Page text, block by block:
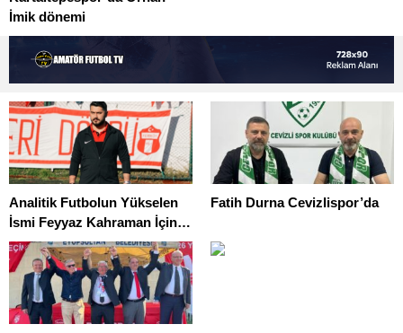
İmik dönemi
Analitik Futbolun Yükselen
İsmi Feyyaz Kahraman İçin
Transfer Yarışı Başladı.
Fatih Durna Cevizlispor’da